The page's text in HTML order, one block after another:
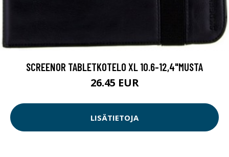
SCREENOR TABLETKOTELO XL 10.6-12,4"MUSTA
26.45 EUR
LISÄTIETOJA